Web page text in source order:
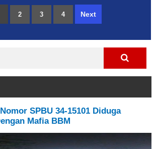
2 3 4 Next
SPBU 34-15101 Diduga
Mafia BBM